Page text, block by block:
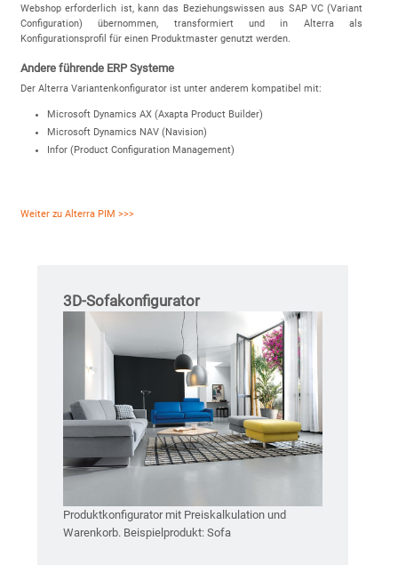
Webshop erforderlich ist, kann das Beziehungswissen aus SAP VC (Variant
Configuration) übernommen, transformiert und in Alterra als
Konfigurationsprofil für einen Produktmaster genutzt werden.
Andere führende ERP Systeme
Der Alterra Variantenkonfigurator ist unter anderem kompatibel mit:
Microsoft Dynamics AX (Axapta Product Builder)
Microsoft Dynamics NAV (Navision)
Infor (Product Configuration Management)
Weiter zu Alterra PIM >>>
3D-Sofakonfigurator
Produktkonfigurator mit Preiskalkulation und
Warenkorb. Beispielprodukt: Sofa